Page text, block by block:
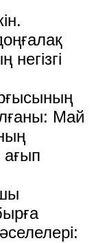
Май